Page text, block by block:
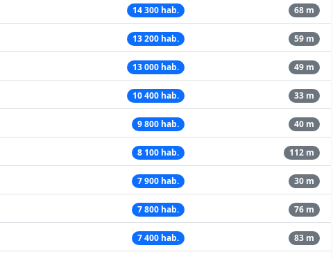
14 300 hab. 68 m
13 200 hab. 59 m
13 000 hab. 49 m
10 400 hab. 33 m
9 800 hab. 40 m
8 100 hab. 112 m
7 900 hab. 30 m
7 800 hab. 76 m
7 400 hab. 83 m